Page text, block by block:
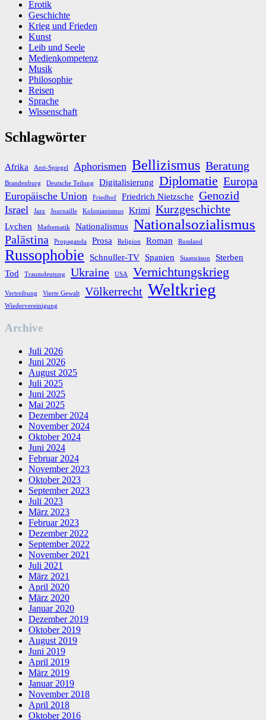
Erotik
Geschichte
Krieg und Frieden
Kunst
Leib und Seele
Medienkompetenz
Musik
Philosophie
Reisen
Sprache
Wissenschaft
Schlagwörter
Afrika Anti-Spiegel Aphorismen Bellizismus Beratung
Brandenburg Deutsche Teilung Digitalisierung Diplomatie Europa
Europäische Union Friedhof Friedrich Nietzsche Genozid
Israel Jazz Journaille Kolonianismus Krimi Kurzgeschichte
Lychen Mathematik Nationalismus Nationalsozialismus
Palästina Propaganda Prosa Religion Roman Russland
Russophobie Schnuller-TV Spanien Staatsräson
Sterben
Tod
Traumdeutung Ukraine USA Vernichtungskrieg
Vertreibung Vierte Gewalt Völkerrecht Weltkrieg
Wiedervereinigung
Archive
Juli 2026
Juni 2026
August 2025
Juli 2025
Juni 2025
Mai 2025
Dezember 2024
November 2024
Oktober 2024
Juni 2024
Februar 2024
November 2023
Oktober 2023
September 2023
Juli 2023
März 2023
Februar 2023
Dezember 2022
September 2022
November 2021
Juli 2021
März 2021
April 2020
März 2020
Januar 2020
Dezember 2019
Oktober 2019
August 2019
Juni 2019
April 2019
März 2019
Januar 2019
November 2018
April 2018
Oktober 2016